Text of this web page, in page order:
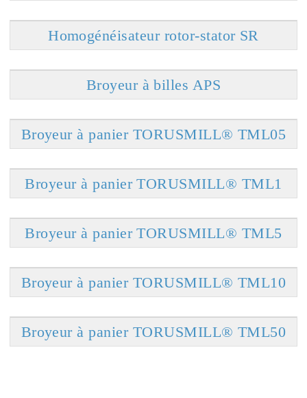
Homogénéisateur rotor-stator SR
Broyeur à billes APS
Broyeur à panier TORUSMILL® TML05
Broyeur à panier TORUSMILL® TML1
Broyeur à panier TORUSMILL® TML5
Broyeur à panier TORUSMILL® TML10
Broyeur à panier TORUSMILL® TML50